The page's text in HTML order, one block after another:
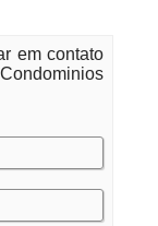
em contato